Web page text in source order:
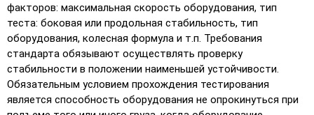
факторов: максимальная скорость оборудования, тип
теста: боковая или продольная стабильность, тип
оборудования, колесная формула и т.п. Требования
стандарта обязывают осуществлять проверку
стабильности в положении наименьшей устойчивости.
Обязательным условием прохождения тестирования
является способность оборудования не опрокинуться при